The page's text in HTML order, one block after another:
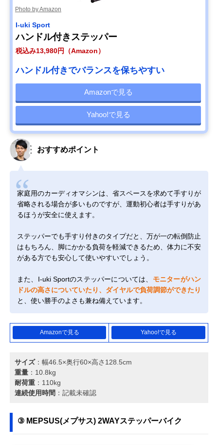
Photo by Amazon
I-uki Sport
ハンドル付きステッパー
税込み13,980円（Amazon）
ハンドル付きでバランスを保ちやすい
Amazonで見る
Yahoo!で見る
おすすめポイント
家庭用のカーディオマシンは、省スペースを求めて手すりが
省略される場合が多いものですが、運動初心者は手すりがあ
るほうが安全に使えます。
ステッパーでも手すり付きのタイプだと、万が一の転倒防止
はもちろん、脚にかかる負荷を軽減できるため、体力に不安
がある方でも安心して使いやすいでしょう。
また、I-uki Sportのステッパーについては、 モニターがハン
ドルの高さについていたり、ダイヤルで負荷調節ができたり
と、使い勝手のよさも兼ね備えています。
Amazonで見る Yahoo!で見る
サイズ：幅46.5×奥行60×高さ128.5cm‎
重量 ：10.8kg
耐荷重 ：110kg
連続使用時間 ：記載未確認
③ MEPSUS(メプサス) 2WAYステッパーバイク